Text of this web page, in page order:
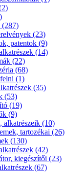
(287)
(23)
patentok (9)
(14)
(22)
(68)
(1)
(35)
(53)
(19)
(9)
alkatrészeik (10)
tartozékai (26)
(130)
(42)
kiegészítői (23)
(67)